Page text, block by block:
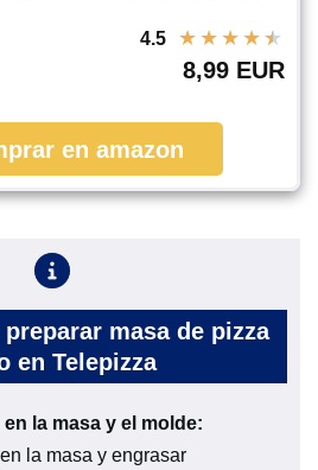
4.5 ★ ★ ★ ★ ★
8,99 EUR
en amazon
masa de pizza
en Telepizza
en la masa y el molde:
la masa y engrasar